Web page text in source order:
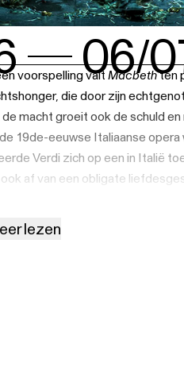
06/
voorspelling valt Macbethten
die door zijn
macht groeit ook de schuld
19de-eeuwse Italiaanse opera
Verdi zich op een in Italië
af van een obligate
op onlosmakelijke wijze met
lezen